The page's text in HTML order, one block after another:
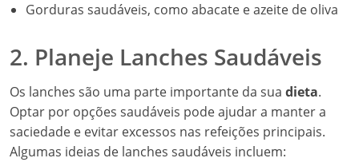
Gorduras saudáveis, como abacate e azeite de oliva
2. Planeje Lanches Saudáveis
Os lanches são uma parte importante da sua dieta.
Optar por opções saudáveis pode ajudar a manter a
saciedade e evitar excessos nas refeições principais.
Algumas ideias de lanches saudáveis incluem: